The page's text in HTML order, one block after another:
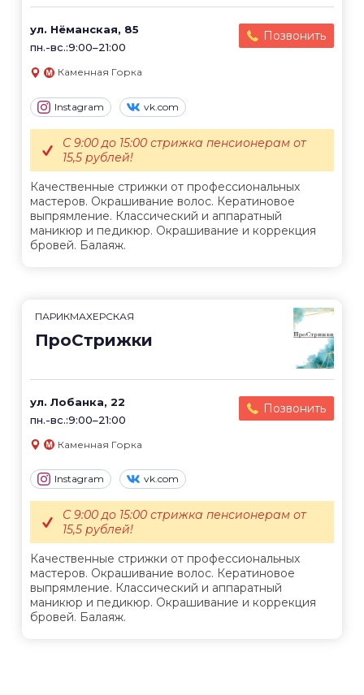
ул. Нёманская, 85
пн.-вс.:9:00–21:00
Позвонить
Каменная Горка
Instagram vk.com
Качественные стрижки от профессиональных
мастеров. Окрашивание волос. Кератиновое
выпрямление. Классический и аппаратный
маникюр и педикюр. Окрашивание и коррекция
бровей. Балаяж.
С 9:00 до 15:00 стрижка пенсионерам от
15,5 рублей!
ПАРИКМАХЕРСКАЯ
ПроСтрижки
ул. Лобанка, 22
пн.-вс.:9:00–21:00
Позвонить
Каменная Горка
Instagram vk.com
Качественные стрижки от профессиональных
мастеров. Окрашивание волос. Кератиновое
выпрямление. Классический и аппаратный
маникюр и педикюр. Окрашивание и коррекция
бровей. Балаяж.
С 9:00 до 15:00 стрижка пенсионерам от
15,5 рублей!